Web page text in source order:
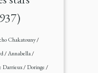
Chakatouny/
/Annabella/
Darrieux/Doringe/